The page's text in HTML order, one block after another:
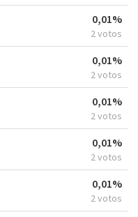
0,01%
2 votos
0,01%
2 votos
0,01%
2 votos
0,01%
2 votos
0,01%
2 votos